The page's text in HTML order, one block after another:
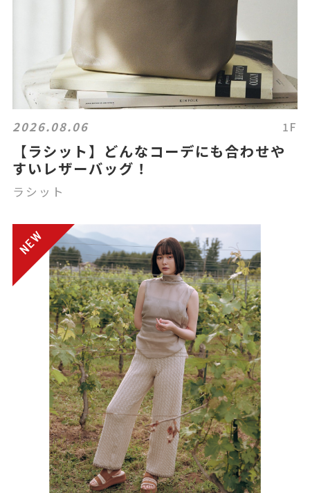
2026.08.06 1F
【ラシット】どんなコーデにも合わせや
すいレザーバッグ！
ラシット